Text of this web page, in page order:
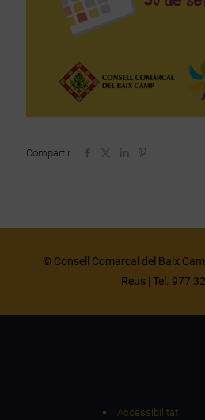
Compartir
© Consell Comarcal del Baix
Reus | Tel. 977
Accessibilitat